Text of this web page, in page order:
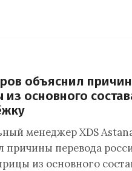
объяснил
основного
менеджер XDS
причины перевода
из основного